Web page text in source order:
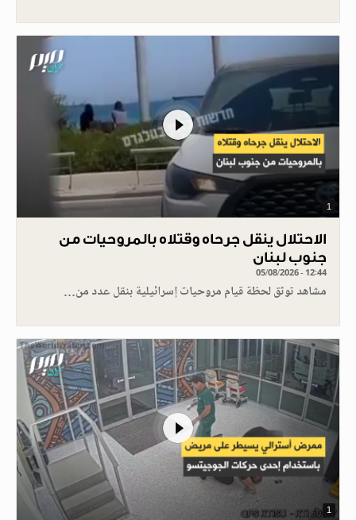
1
الاحتلال ينقل جرحاه وقتلاه بالمروحيات من
جنوب لبنان
05/08/2026 - 12:44
مشاهد توثق لحظة قيام مروحيات إسرائيلية بنقل عدد من…
1